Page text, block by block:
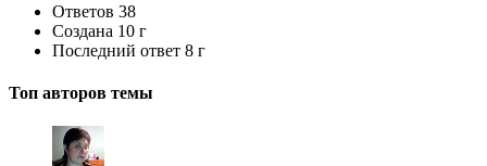
Ответов 38
Создана 10 г
Последний ответ 8 г
Топ авторов темы